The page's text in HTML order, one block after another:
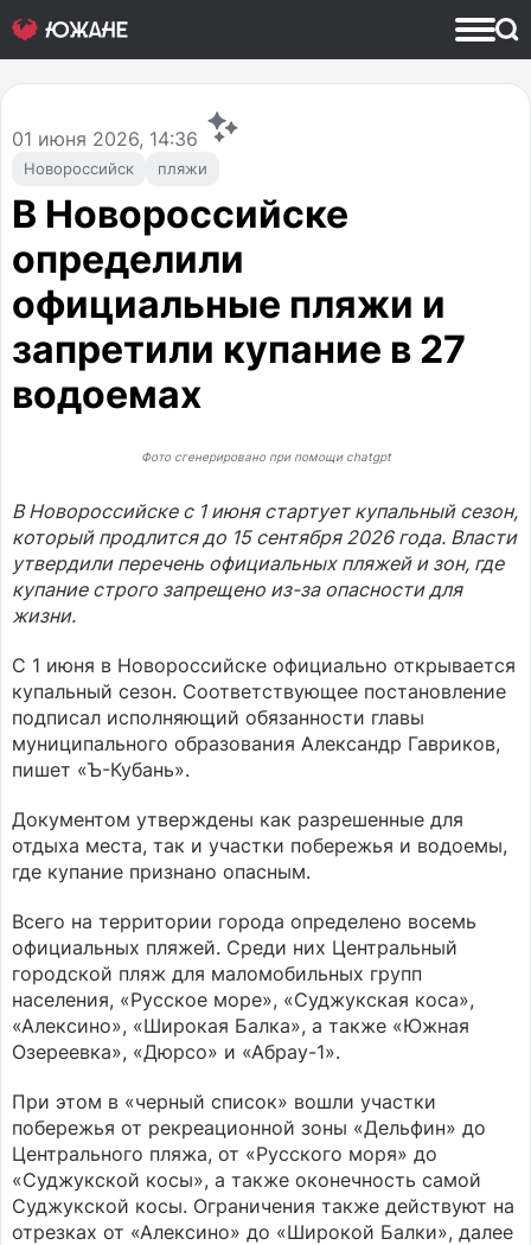
Новороссийск пляжи
01 июня 2026, 14:36
В Новороссийске
определили
официальные пляжи и
запретили купание в 27
водоемах
Фото сгенерировано при помощи chatgpt
В Новороссийске с 1 июня стартует купальный сезон,
который продлится до 15 сентября 2026 года. Власти
утвердили перечень официальных пляжей и зон, где
купание строго запрещено из-за опасности для
жизни.
С 1 июня в Новороссийске официально открывается
купальный сезон. Соответствующее постановление
подписал исполняющий обязанности главы
муниципального образования Александр Гавриков,
пишет «Ъ-Кубань».
Документом утверждены как разрешенные для
отдыха места, так и участки побережья и водоемы,
где купание признано опасным.
Всего на территории города определено восемь
официальных пляжей. Среди них Центральный
городской пляж для маломобильных групп
населения, «Русское море», «Суджукская коса»,
«Алексино», «Широкая Балка», а также «Южная
Озереевка», «Дюрсо» и «Абрау-1».
При этом в «черный список» вошли участки
побережья от рекреационной зоны «Дельфин» до
Центрального пляжа, от «Русского моря» до
«Суджукской косы», а также оконечность самой
Суджукской косы. Ограничения также действуют на
отрезках от «Алексино» до «Широкой Балки», далее